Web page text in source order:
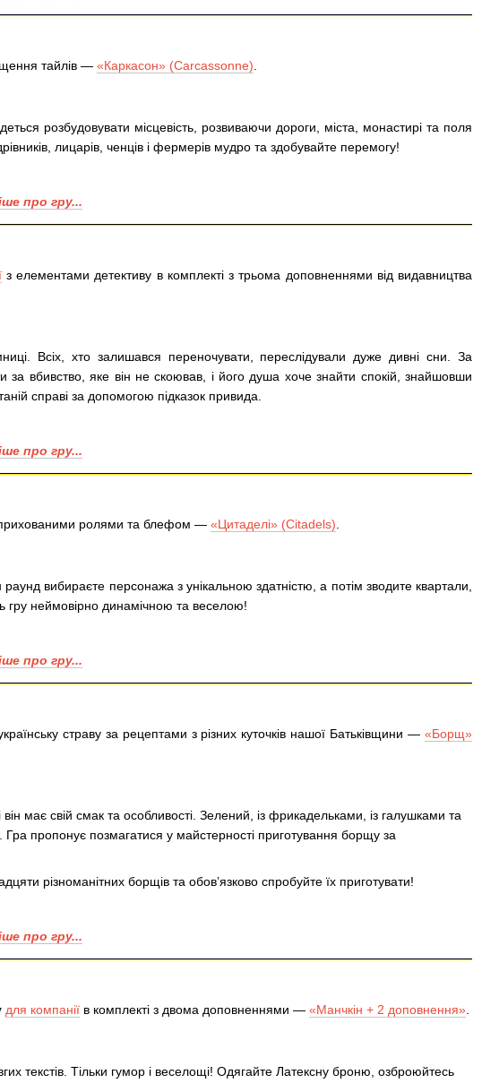
тайлів — «Каркасон» (Carcassonne)
розбудовувати місцевість, розвиваючи дороги, міста, монастирі та поля
лицарів, ченців і фермерів мудро та здобувайте перемогу!
про гру...
з елементами детективу в комплекті з трьома доповненнями від видавництва
Всіх, хто залишався переночувати, переслідували дуже дивні сни. За
вбивство, яке він не скоював, і його душа хоче знайти спокій, знайшовши
справі за допомогою підказок привида.
про гру...
прихованими ролями та блефом — «Цитаделі» (Citadels)
вибираєте персонажа з унікальною здатністю, а потім зводите квартали,
гру неймовірно динамічною та веселою!
про гру...
страву за рецептами з різних куточків нашої Батьківщини — «Борщ»
має свій смак та особливості. Зелений, із фрикадельками, із галушками та
пропонує позмагатися у майстерності приготування борщу за
різноманітних борщів та обов’язково спробуйте їх приготувати!
про гру...
для компанії в комплекті з двома доповненнями — «Манчкін + 2 доповнення»
текстів. Тільки гумор і веселощі! Одягайте Латексну броню, озброюйтесь